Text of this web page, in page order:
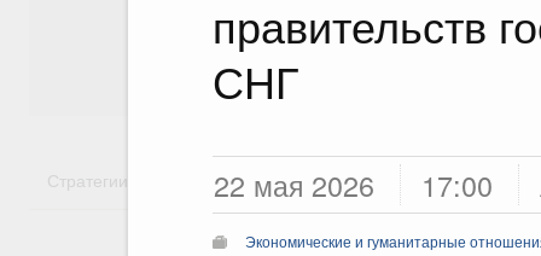
правительств
СНГ
22 мая 2026 17:00
Экономические и гуманитарные
Культура
Стратегии Государственные программы